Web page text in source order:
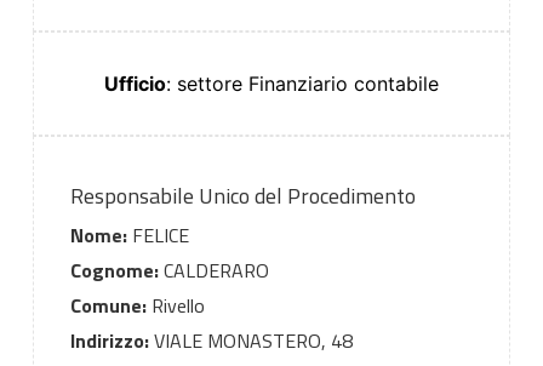
Ufficio: settore Finanziario contabile
Responsabile Unico del Procedimento
Nome:FELICE
Cognome:CALDERARO
Comune:Rivello
Indirizzo:VIALE MONASTERO, 48